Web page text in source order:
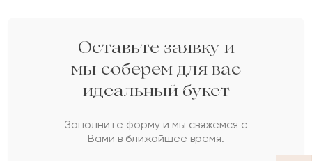
до 100 Br до 200 Br
до 300 Br
Женщине Мужчине
СЛЕДУЮЩИЙ ВОПРОС
:
Оставьте заявку и
мы соберем для вас
идеальный букет
Заполните форму и мы свяжемся с
Вами в ближайшее время.